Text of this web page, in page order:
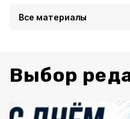
Все материалы
Выбор